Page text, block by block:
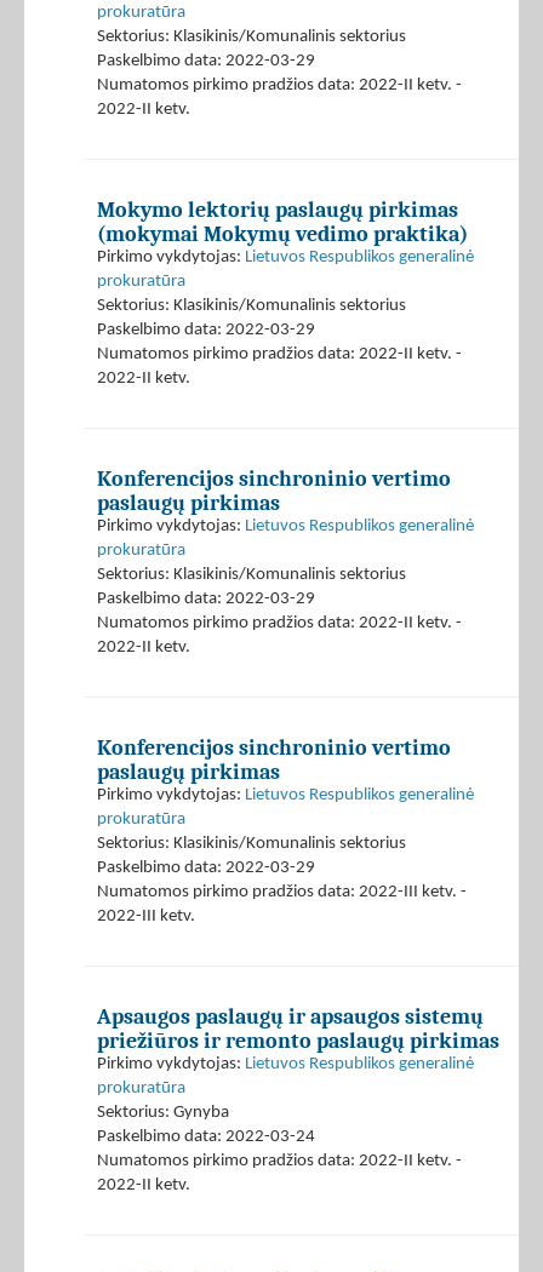
prokuratūra
Sektorius: Klasikinis/Komunalinis sektorius
Paskelbimo data: 2022-03-29
Numatomos pirkimo pradžios data: 2022-II ketv. -
2022-II ketv.
Mokymo lektorių paslaugų pirkimas
(mokymai Mokymų vedimo praktika)
Pirkimo vykdytojas: Lietuvos Respublikos generalinė
prokuratūra
Sektorius: Klasikinis/Komunalinis sektorius
Paskelbimo data: 2022-03-29
Numatomos pirkimo pradžios data: 2022-II ketv. -
2022-II ketv.
Konferencijos sinchroninio vertimo
paslaugų pirkimas
Pirkimo vykdytojas: Lietuvos Respublikos generalinė
prokuratūra
Sektorius: Klasikinis/Komunalinis sektorius
Paskelbimo data: 2022-03-29
Numatomos pirkimo pradžios data: 2022-II ketv. -
2022-II ketv.
Konferencijos sinchroninio vertimo
paslaugų pirkimas
Pirkimo vykdytojas: Lietuvos Respublikos generalinė
prokuratūra
Sektorius: Klasikinis/Komunalinis sektorius
Paskelbimo data: 2022-03-29
Numatomos pirkimo pradžios data: 2022-III ketv. -
2022-III ketv.
Apsaugos paslaugų ir apsaugos sistemų
priežiūros ir remonto paslaugų pirkimas
Pirkimo vykdytojas: Lietuvos Respublikos generalinė
prokuratūra
Sektorius: Gynyba
Paskelbimo data: 2022-03-24
Numatomos pirkimo pradžios data: 2022-II ketv. -
2022-II ketv.